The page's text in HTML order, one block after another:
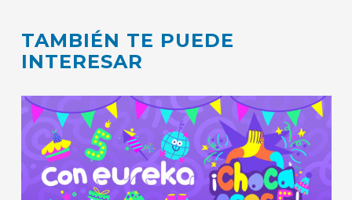
TAMBIÉN TE PUEDE
INTERESAR